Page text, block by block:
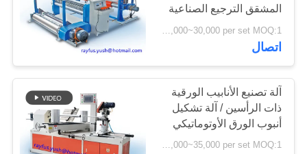
معلومات
جولة
في
المعمل
المشقق الترجيع الصناعية
USD 20,000~30,000 per set MOQ:1 مجموعة
اتصال
آلة تصنيع الأنابيب الورقية
ذات الرأسين / آلة تشكيل
أنبوب الورق الأوتوماتيكي
USD 25,000~35,000 per set MOQ:1 مجموعة